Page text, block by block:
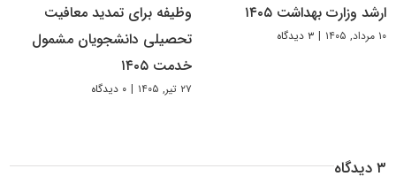
ارشد وزارت بهداشت ۱۴۰۵
۱۰ مرداد, ۱۴۰۵ | ۳ دیدگاه
وظیفه برای تمدید معافیت
تحصیلی دانشجویان مشمول
خدمت ۱۴۰۵
۲۷ تیر, ۱۴۰۵ | ۰ دیدگاه
۳ دیدگاه